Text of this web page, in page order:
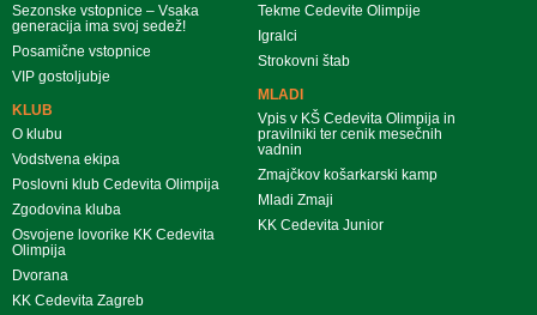
Sezonske vstopnice – Vsaka
generacija ima svoj sedež!
Posamične vstopnice
VIP gostoljubje
KLUB
O klubu
Vodstvena ekipa
Poslovni klub Cedevita Olimpija
Zgodovina kluba
Osvojene lovorike KK Cedevita
Olimpija
Dvorana
KK Cedevita Zagreb
Tekme Cedevite Olimpije
Igralci
Strokovni štab
MLADI
Vpis v KŠ Cedevita Olimpija in
pravilniki ter cenik mesečnih
vadnin
Zmajčkov košarkarski kamp
Mladi Zmaji
KK Cedevita Junior